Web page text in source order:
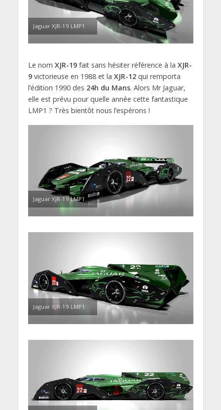
Jaguar XJR-19 LMP1
Le nom XJR-19fait sans hésiter référence à la XJR-
9victorieuse en 1988 et la XJR-12qui remporta
l’édition 1990 des 24h du Mans. Alors Mr Jaguar,
elle est prévu pour quelle année cette fantastique
LMP1 ? Très bientôt nous l’espérons !
Jaguar XJR-19 LMP1
Jaguar XJR-19 LMP1